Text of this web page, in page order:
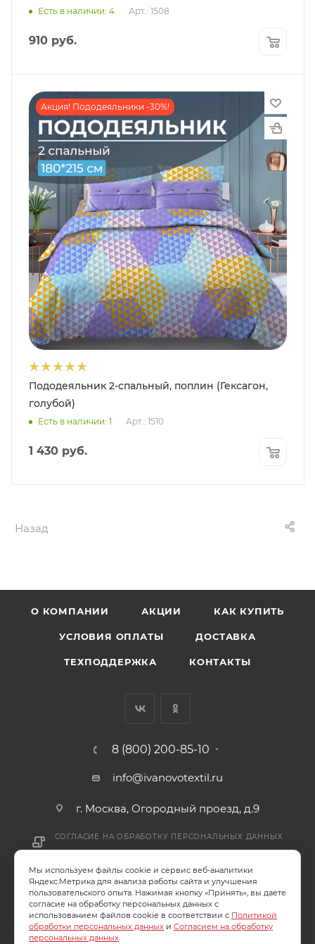
Есть в наличии: 4 Арт.: 1508
910 руб.
Акция! Пододеяльники -30%!
Пододеяльник 2-спальный, поплин (Гексагон,
голубой)
Есть в наличии: 1 Арт.: 1510
1 430 руб.
Назад
О КОМПАНИИ АКЦИИ КАК КУПИТЬ
УСЛОВИЯ ОПЛАТЫ ДОСТАВКА
ТЕХПОДДЕРЖКА КОНТАКТЫ
8 (800) 200-85-10
info@ivanovotextil.ru
г. Москва, Огородный проезд, д.9
СОГЛАСИЕ НА ОБРАБОТКУ ПЕРСОНАЛЬНЫХ ДАННЫХ
ПОЛИТИКА ОБРАБОТКИ ПЕРСОНАЛЬНЫХ ДАННЫХ
2026 © ООО "Ивановотекстиль". ОГРН:1073703000029
Мы используем файлы cookie и сервис веб-аналитики
Яндекс.Метрика для анализа работы сайта и улучшения
пользовательского опыта. Нажимая кнопку «Принять», вы даете
согласие на обработку персональных данных с
использованием файлов cookie в соответствии с Политикой
обработки персональных данных и Согласием на обработку
персональных данных.